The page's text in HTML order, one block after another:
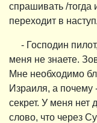
спрашивать /тогда
переходит в
- Господин
меня не знаете.
Мне необходимо
Израиля, а почему
секрет. У меня нет
слово, что через